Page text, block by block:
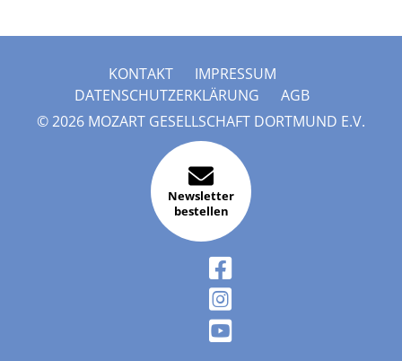
KONTAKT
IMPRESSUM
DATENSCHUTZERKLÄRUNG
AGB
© 2026 MOZART GESELLSCHAFT DORTMUND E.V.
Newsletter
bestellen
FACEBOOK
INSTAGRAM
YOUTUBE